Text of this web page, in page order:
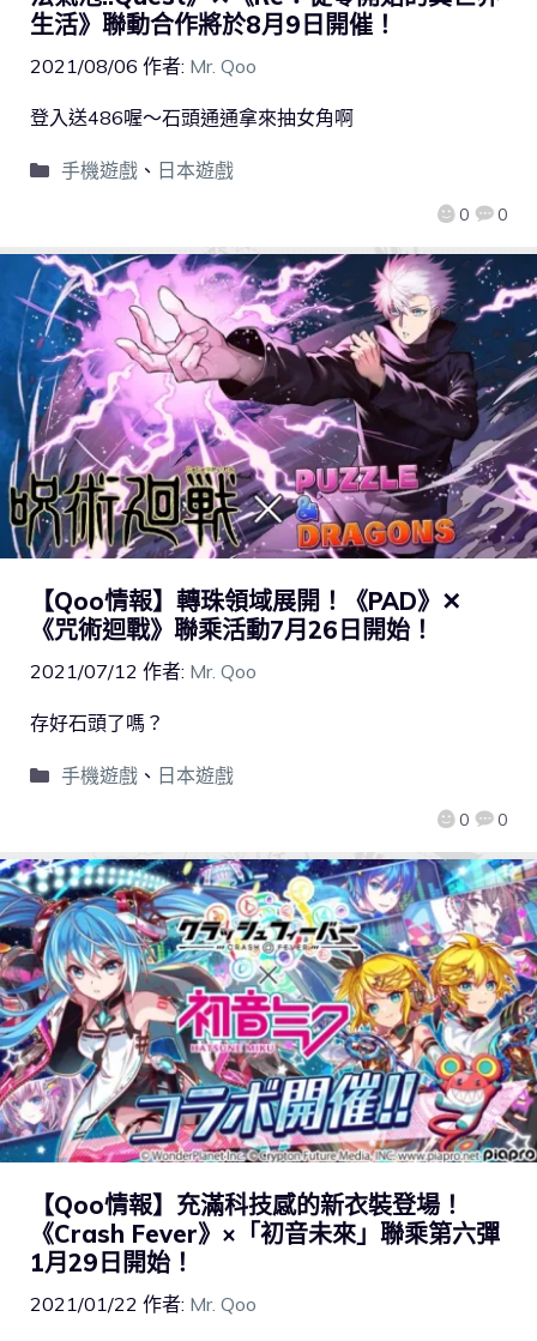
生活》聯動合作將於8月9日開催！
2021/08/06 作者: Mr. Qoo
0 0
登入送486喔～石頭通通拿來抽女角啊
手機遊戲、 日本遊戲
【Qoo情報】轉珠領域展開！《PAD》✕
《咒術迴戰》聯乘活動7月26日開始！
2021/07/12 作者: Mr. Qoo
0 0
存好石頭了嗎？
手機遊戲、 日本遊戲
【Qoo情報】充滿科技感的新衣裝登場！
《Crash Fever》×「初音未來」聯乘第六彈
1月29日開始！
2021/01/22 作者: Mr. Qoo